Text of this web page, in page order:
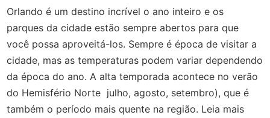
Orlando é um destino incrível o ano inteiro e os
parques da cidade estão sempre abertos para que
você possa aproveitá-los. Sempre é época de visitar a
cidade, mas as temperaturas podem variar dependendo
da época do ano. A alta temporada acontece no verão
do Hemisfério Norte julho, agosto, setembro), que é
também o período mais quente na região. Leia mais